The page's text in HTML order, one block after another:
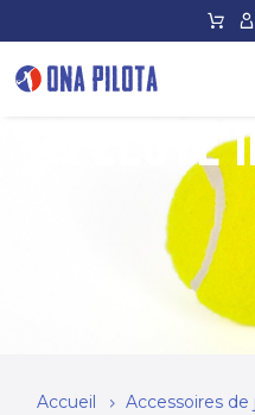
PELOTE
Accueil Accessoires de